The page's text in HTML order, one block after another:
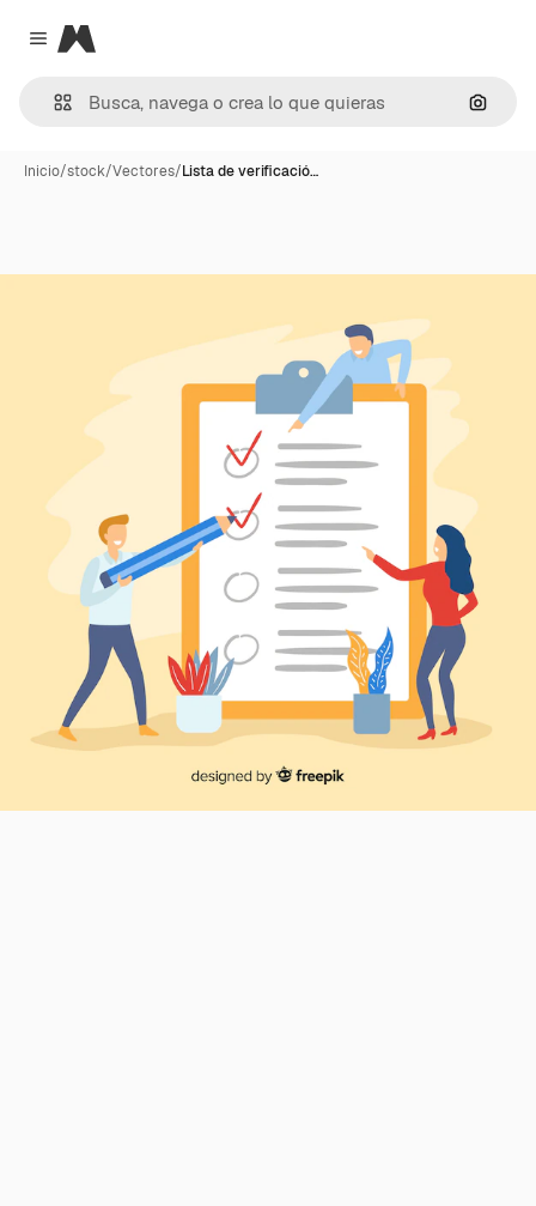
Close menu
Magnific
Inicio/stock/Vectores/Lista de verificació…